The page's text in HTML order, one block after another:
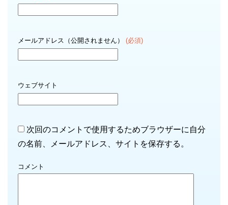
メールアドレス（公開されません） (必須)
ウェブサイト
次回のコメントで使用するためブラウザーに自分
の名前、メールアドレス、サイトを保存する。
コメント